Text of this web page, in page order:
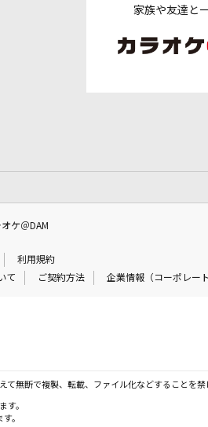
家族や友達と
ケ＠DAM
利用規約
て ご契約方法 企業情報（コーポレー
無断で複製、転載、ファイル化などすることを禁
す。
。